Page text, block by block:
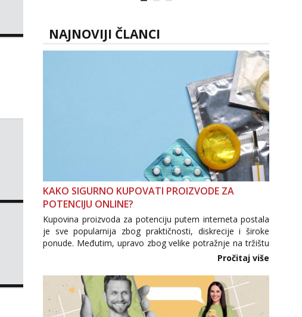
NAJNOVIJI ČLANCI
KAKO SIGURNO KUPOVATI PROIZVODE ZA
POTENCIJU ONLINE?
Kupovina proizvoda za potenciju putem interneta postala
je sve popularnija zbog praktičnosti, diskrecije i široke
ponude. Međutim, upravo zbog velike potražnje na tržištu
se pojavljuju i brojni krivotvoreni proizvodi, nepouzdane
internetske trgovine te proizvodi nepoznatog podrijetla. ...
Pročitaj više